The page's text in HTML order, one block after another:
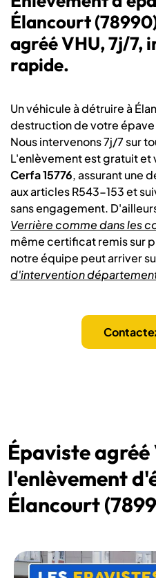
Élancourt
agréé VHU, 7j/7,
rapide.
Un véhicule à détruire à
destruction de votre épave
Nous intervenons 7j/7 sur
L'enlèvement est gratuit et
Cerfa 15776, assurant une
aux articles R543-153 et
sans engagement.
Verrière comme dans les
même certificat remis sur
notre équipe peut arriver
d'intervention
Épaviste agréé
l'enlèvement
Élancourt